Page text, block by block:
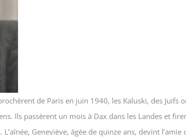
de Paris en juin 1940, les Kaluski, des
Ils passèrent un mois à Dax dans les Landes et
Geneviève, âgée de quinze ans, devint